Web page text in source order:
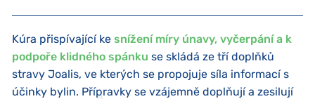
Kúra přispívající ke snížení míry únavy, vyčerpání a k
podpoře klidného spánku se skládá ze tří doplňků
stravy Joalis, ve kterých se propojuje síla informací s
účinky bylin. Přípravky se vzájemně doplňují a zesilují